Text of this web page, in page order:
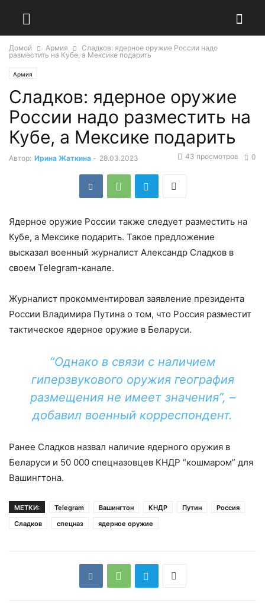
Домой Армия
Сладков: ядерное оружие России надо
разместить на Кубе, а Мексике подарить
Армия
Сладков: ядерное оружие
России надо разместить на
Кубе, а Мексике подарить
Автор: Ирина Жаткина - 28.03.2023 0
43 просмотров
Ядерное оружие России также следует разместить на
Кубе, а Мексике подарить. Такое предложение
высказал военный журналист Александр Сладков в
своем Telegram-канале.
Журналист прокомментировал заявление президента
России Владимира Путина о том, что Россия разместит
тактическое ядерное оружие в Беларуси.
“Однако в связи с наличием
гиперзвукового оружия география
размещения не имеет значения”, –
добавил военный корреспондент.
Ранее Сладков назвал наличие ядерного оружия в
Беларуси и 50 000 спецназовцев КНДР “кошмаром” для
Вашингтона.
МЕТКИ: Telegram Вашингтон КНДР Путин
Россия
Сладков
спецназ ядерное оружие